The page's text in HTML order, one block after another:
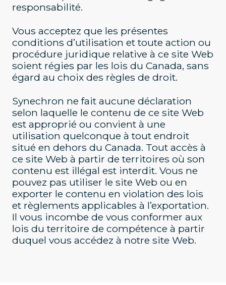
responsabilité.
Vous acceptez que les présentes
conditions d’utilisation et toute action ou
procédure juridique relative à ce site Web
soient régies par les lois du Canada, sans
égard au choix des règles de droit.
Synechron ne fait aucune déclaration
selon laquelle le contenu de ce site Web
est approprié ou convient à une
utilisation quelconque à tout endroit
situé en dehors du Canada. Tout accès à
ce site Web à partir de territoires où son
contenu est illégal est interdit. Vous ne
pouvez pas utiliser le site Web ou en
exporter le contenu en violation des lois
et règlements applicables à l’exportation.
Il vous incombe de vous conformer aux
lois du territoire de compétence à partir
duquel vous accédez à notre site Web.